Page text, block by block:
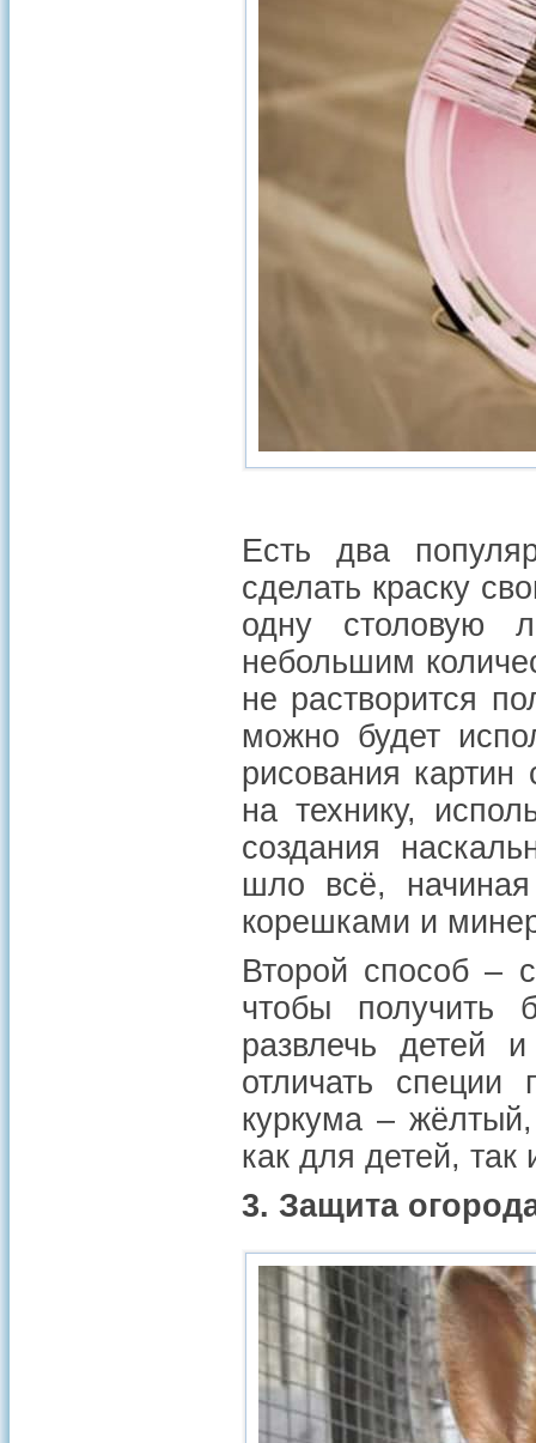
Есть два
сделать краску
одну столовую
небольшим
не растворится
можно будет
рисования
на технику,
создания
шло всё,
корешками и
Второй способ –
чтобы получить
развлечь детей
отличать специи
куркума –
как для детей,
3. Защита